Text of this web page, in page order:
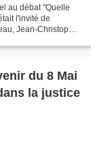
au débat "Quelle
l'invité de
Jean-Christophe
du 8 Mai
la justice